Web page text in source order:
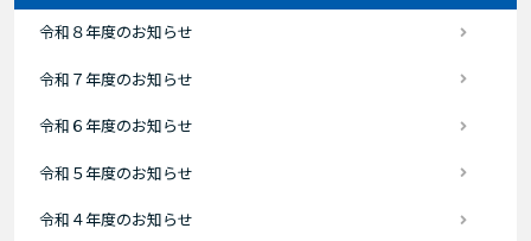
令和８年度のお知らせ
令和７年度のお知らせ
令和６年度のお知らせ
令和５年度のお知らせ
令和４年度のお知らせ